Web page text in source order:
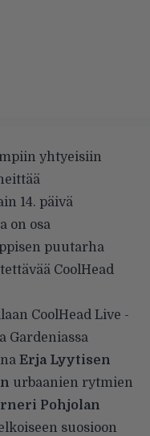
yhtyeisiin
14. päivä
on osa
puutarha
CoolHead
CoolHead Live -
Gardeniassa
Erja Lyytisen
urbaanien rytmien
Pohjolan
suosioon